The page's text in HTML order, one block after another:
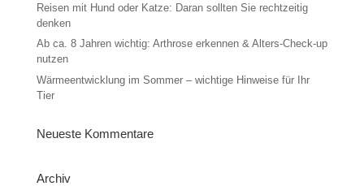
Reisen mit Hund oder Katze: Daran sollten Sie rechtzeitig
denken
Ab ca. 8 Jahren wichtig: Arthrose erkennen & Alters-Check-up
nutzen
Wärmeentwicklung im Sommer – wichtige Hinweise für Ihr
Tier
Neueste Kommentare
Archiv